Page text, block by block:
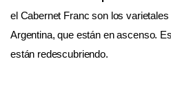
el Cabernet Franc son los
Argentina, que están en ascenso.
están redescubriendo.